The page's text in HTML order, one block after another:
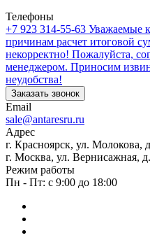
Телефоны
+7 923 314-55-63 Уважаемые
причинам расчет итоговой
некорректно! Пожалуйста,
менеджером. Приносим
неудобства!
Заказать звонок
Email
sale@antaresru.ru
Адрес
г. Красноярск, ул. Молокова,
г. Москва, ул. Вернисажная,
Режим работы
Пн - Пт: с 9:00 до 18:00